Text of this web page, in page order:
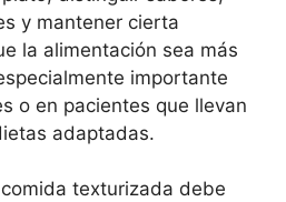
y mantener cierta
la alimentación sea más
importante
o en pacientes que llevan
adaptadas.
texturizada debe